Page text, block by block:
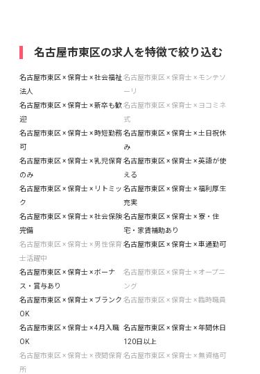
名古屋市東区の求人を特徴で絞り込む
名古屋市東区 × 保育士 × 社会福祉
法人
名古屋市東区 × 保育士 × モンテソ
ーリ
名古屋市東区 × 保育士 × 新卒も歓
迎
名古屋市東区 × 保育士 × ヨコミネ
式
名古屋市東区 × 保育士 × 時短勤務
可
名古屋市東区 × 保育士 × 土日祝休
み
名古屋市東区 × 保育士 × 乳児保育
のみ
名古屋市東区 × 保育士 × 英語が使
える
名古屋市東区 × 保育士 × リトミッ
ク
名古屋市東区 × 保育士 × 福利厚生
充実
名古屋市東区 × 保育士 × 社会保険
完備
名古屋市東区 × 保育士 × 寮・住
宅・家賃補助あり
名古屋市東区 × 保育士 × 男性保育
士活躍中
名古屋市東区 × 保育士 × 車通勤可
名古屋市東区 × 保育士 × ボーナ
ス・賞与あり
名古屋市東区 × 保育士 × オープニ
ング
名古屋市東区 × 保育士 × ブランク
OK
名古屋市東区 × 保育士 × 臨時職員
名古屋市東区 × 保育士 × 4月入職
OK
名古屋市東区 × 保育士 × 年間休日
120日以上
名古屋市東区 × 保育士 × 夜間保育
所
名古屋市東区 × 保育士 × 無資格可